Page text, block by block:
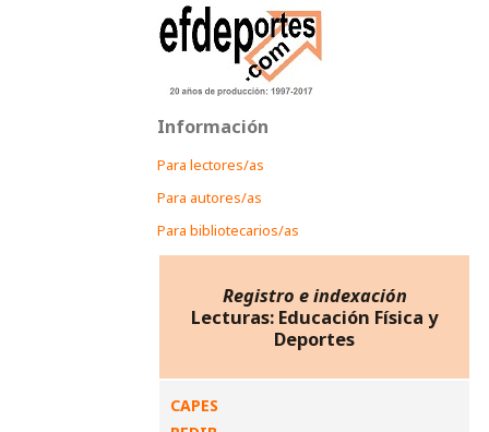
Información
Para lectores/as
Para autores/as
Para bibliotecarios/as
Registro e indexación
Lecturas: Educación Física y
Deportes
CAPES